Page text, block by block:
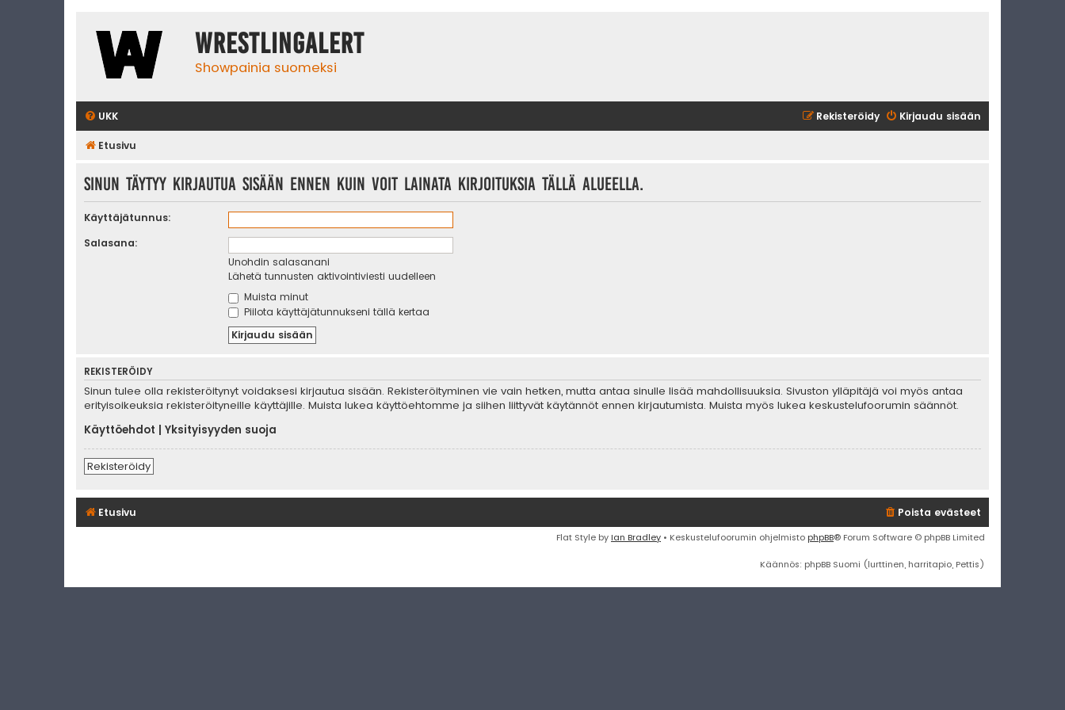
WrestlingAlert
Showpainia suomeksi
UKK Kirjaudu sisään
Rekisteröidy
Etusivu
Sinun täytyy kirjautua sisään ennen kuin voit lainata kirjoituksia tällä alueella.
Käyttäjätunnus:
Salasana:
Unohdin salasanani
Lähetä tunnusten aktivointiviesti uudelleen
Muista minut
Piilota käyttäjätunnukseni tällä kertaa
REKISTERÖIDY
Sinun tulee olla rekisteröitynyt voidaksesi kirjautua sisään. Rekisteröityminen vie vain hetken, mutta antaa sinulle lisää mahdollisuuksia. Sivuston ylläpitäjä voi myös antaa
erityisoikeuksia rekisteröityneille käyttäjille. Muista lukea käyttöehtomme ja siihen liittyvät käytännöt ennen kirjautumista. Muista myös lukea keskustelufoorumin säännöt.
Käyttöehdot
Yksityisyyden suoja
Rekisteröidy
Etusivu Poista evästeet
Flat Style by Ian Bradley • Keskustelufoorumin ohjelmisto phpBB® Forum Software © phpBB Limited
Käännös: phpBB Suomi (lurttinen, harritapio, Pettis)